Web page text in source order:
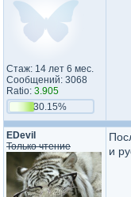
Стаж: 14 лет 6 мес.
Сообщений: 3068
Ratio: 3.905
30.15%
EDevil
Только чтение
и